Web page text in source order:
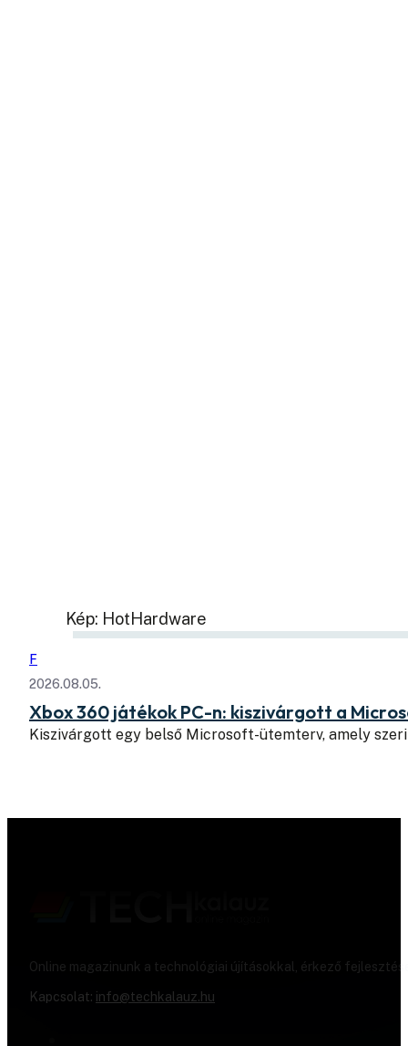
Kép: HotHardware
F
2026.08.05.
Xbox 360 játékok PC-n: kiszivárgott a
Kiszivárgott egy belső Microsoft-ütemterv, amely
Online magazinunk a technológiai újításokkal, érkező
Kapcsolat: info@techkalauz.hu